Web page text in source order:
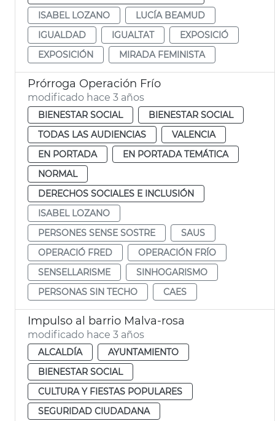
ISABEL LOZANO
LUCÍA BEAMUD
IGUALDAD
IGUALTAT
EXPOSICIÓ
EXPOSICIÓN
MIRADA FEMINISTA
Prórroga Operación Frío
modificado hace 3 años
BIENESTAR SOCIAL
BIENESTAR SOCIAL
TODAS LAS AUDIENCIAS
VALENCIA
EN PORTADA
EN PORTADA TEMÁTICA
NORMAL
DERECHOS SOCIALES E INCLUSIÓN
ISABEL LOZANO
PERSONES SENSE SOSTRE
SAUS
OPERACIÓ FRED
OPERACIÓN FRÍO
SENSELLARISME
SINHOGARISMO
PERSONAS SIN TECHO
CAES
Impulso al barrio Malva-rosa
modificado hace 3 años
ALCALDÍA
AYUNTAMIENTO
BIENESTAR SOCIAL
CULTURA Y FIESTAS POPULARES
SEGURIDAD CIUDADANA